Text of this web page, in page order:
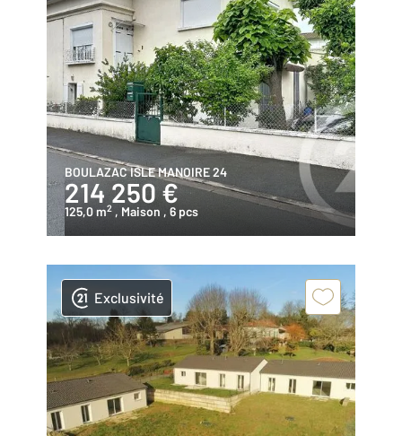
BOULAZAC ISLE MANOIRE 24
214 250 €
125,0 m2 , Maison , 6 pcs
Exclusivité